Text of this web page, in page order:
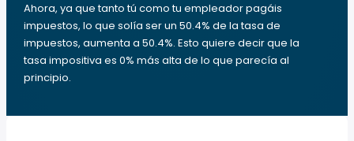
Ahora, ya que tanto tú como tu empleador pagáis
impuestos, lo que solía ser un 50.4% de la tasa de
impuestos, aumenta a 50.4%. Esto quiere decir que la
tasa impositiva es 0% más alta de lo que parecía al
principio.